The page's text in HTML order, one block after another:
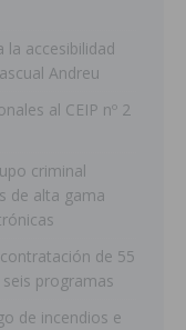
accesibilidad
Andreu
al CEIP nº 2
criminal
de alta gama
de 55
programas
de incendios e